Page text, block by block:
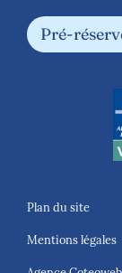
Pré-
Plan du site
Mentions légales